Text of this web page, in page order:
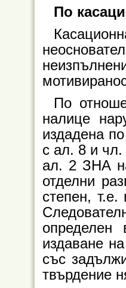
По
По
налице
издадена
с ал. 8 и
ал. 2 ЗНА
отделни
степен, т.е.
определен
издаване
със
твърдение